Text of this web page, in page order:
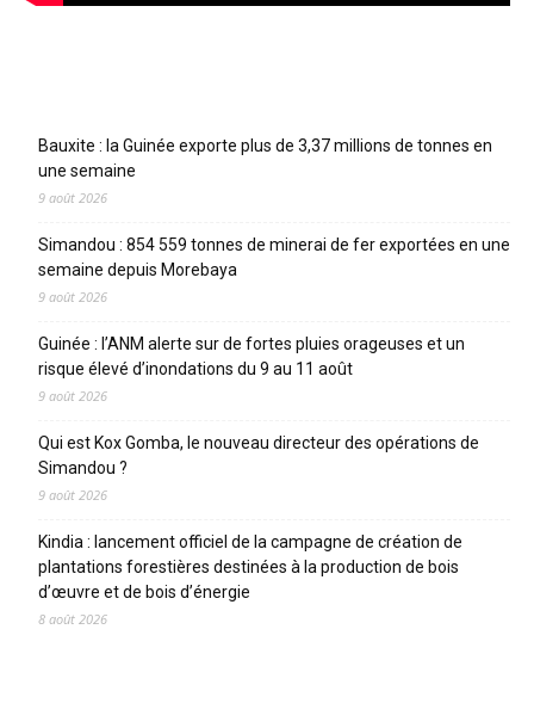
Bauxite : la Guinée exporte plus de 3,37 millions de tonnes en
une semaine
9 août 2026
Simandou : 854 559 tonnes de minerai de fer exportées en une
semaine depuis Morebaya
9 août 2026
Guinée : l’ANM alerte sur de fortes pluies orageuses et un
risque élevé d’inondations du 9 au 11 août
9 août 2026
Qui est Kox Gomba, le nouveau directeur des opérations de
Simandou ?
9 août 2026
Kindia : lancement officiel de la campagne de création de
plantations forestières destinées à la production de bois
d’œuvre et de bois d’énergie
8 août 2026